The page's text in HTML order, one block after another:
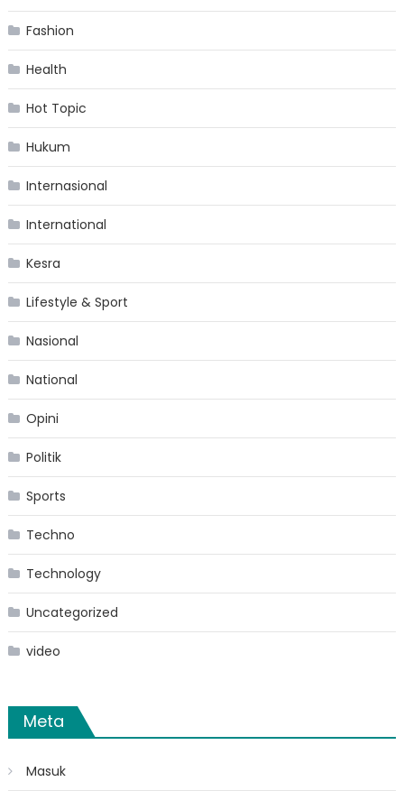
Fashion
Health
Hot Topic
Hukum
Internasional
International
Kesra
Lifestyle & Sport
Nasional
National
Opini
Politik
Sports
Techno
Technology
Uncategorized
video
Meta
Masuk